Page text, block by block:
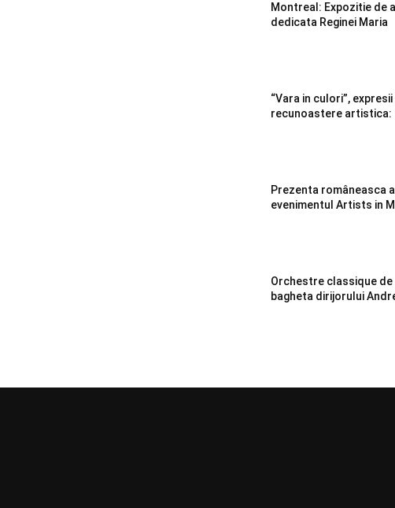
Montreal: Expozitie de
dedicata Reginei Maria
“Vara in culori”,
recunoastere artistica:
Prezenta româneasca
evenimentul Artists in
Orchestre classique
bagheta dirijorului